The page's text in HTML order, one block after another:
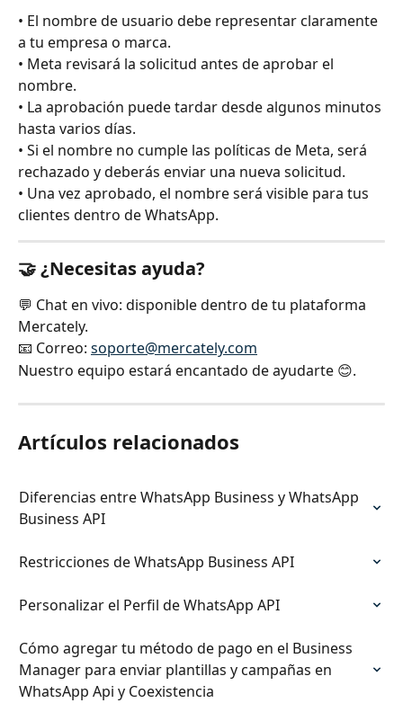
• El nombre de usuario debe representar claramente
a tu empresa o marca.
• Meta revisará la solicitud antes de aprobar el
nombre.
• La aprobación puede tardar desde algunos minutos
hasta varios días.
• Si el nombre no cumple las políticas de Meta, será
rechazado y deberás enviar una nueva solicitud.
• Una vez aprobado, el nombre será visible para tus
clientes dentro de WhatsApp.
🤝 ¿Necesitas ayuda?
💬 Chat en vivo: disponible dentro de tu plataforma
Mercately.
📧 Correo: soporte@mercately.com
Nuestro equipo estará encantado de ayudarte 😊.
Artículos relacionados
Diferencias entre WhatsApp Business y WhatsApp
Business API
Restricciones de WhatsApp Business API
Personalizar el Perfil de WhatsApp API
Cómo agregar tu método de pago en el Business
Manager para enviar plantillas y campañas en
WhatsApp Api y Coexistencia